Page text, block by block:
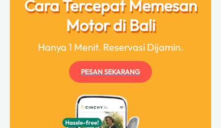
Cara Tercepat Memesan
Motor di Bali
Hanya 1 Menit. Reservasi Dijamin.
PESAN SEKARANG